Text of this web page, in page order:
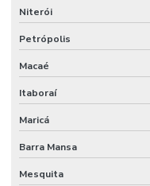
Porta corta fogo orçamento
Projeto de alarme de
Projeto para aprovação
Projeto corpo de bombeiros
Niterói
Petrópolis
Macaé
Itaboraí
Maricá
Barra Mansa
Mesquita